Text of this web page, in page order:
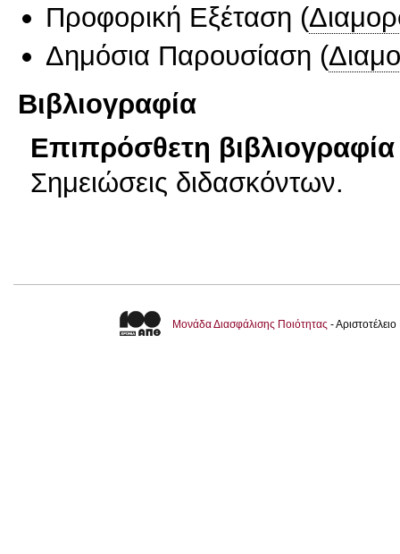
Προφορική Εξέταση (
Δημόσια Παρουσίαση (
Βιβλιογραφία
Επιπρόσθετη βιβλιογραφία
Σημειώσεις διδασκόντων.
Μονάδα Διασφάλισης Ποιότητας -